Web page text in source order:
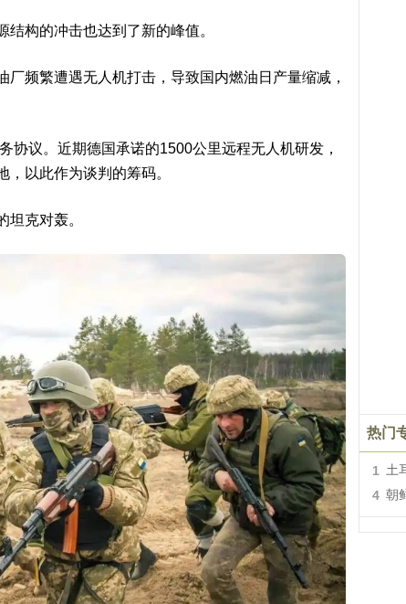
构的冲击也达到了新的峰值。
频繁遭遇无人机打击，导致国内燃油日产量缩减，
协议。近期德国承诺的1500公里远程无人机研发，
以此作为谈判的筹码。
坦克对轰。
热门
1 土
4 朝